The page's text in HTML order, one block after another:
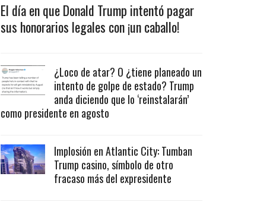
El día en que Donald Trump intentó pagar
sus honorarios legales con ¡un caballo!
¿Loco de atar? O ¿tiene planeado un
intento de golpe de estado? Trump
anda diciendo que lo ‘reinstalarán’
como presidente en agosto
Implosión en Atlantic City: Tumban
Trump casino, símbolo de otro
fracaso más del expresidente